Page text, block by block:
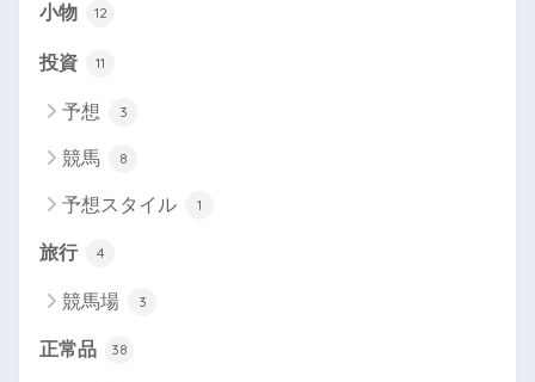
小物 12
投資 11
予想 3
競馬 8
予想スタイル 1
旅行 4
競馬場 3
正常品 38